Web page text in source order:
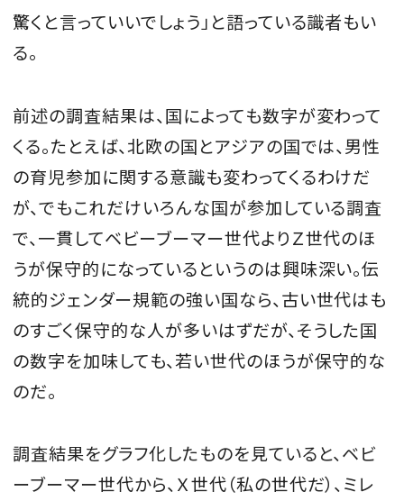
驚くと言っていいでしょう」と語っている識者もい
る。
前述の調査結果は、国によっても数字が変わって
くる。たとえば、北欧の国とアジアの国では、男性
の育児参加に関する意識も変わってくるわけだ
が、でもこれだけいろんな国が参加している調査
で、一貫してベビーブーマー世代よりＺ世代のほ
うが保守的になっているというのは興味深い。伝
統的ジェンダー規範の強い国なら、古い世代はも
のすごく保守的な人が多いはずだが、そうした国
の数字を加味しても、若い世代のほうが保守的な
のだ。
調査結果をグラフ化したものを見ていると、ベビ
ーブーマー世代から、Ｘ世代（私の世代だ）、ミレ